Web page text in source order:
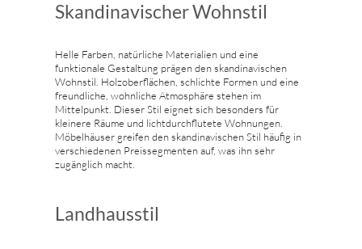
Skandinavischer Wohnstil
Helle Farben, natürliche Materialien und eine
funktionale Gestaltung prägen den skandinavischen
Wohnstil. Holzoberflächen, schlichte Formen und eine
freundliche, wohnliche Atmosphäre stehen im
Mittelpunkt. Dieser Stil eignet sich besonders für
kleinere Räume und lichtdurchflutete Wohnungen.
Möbelhäuser greifen den skandinavischen Stil häufig in
verschiedenen Preissegmenten auf, was ihn sehr
zugänglich macht.
Landhausstil